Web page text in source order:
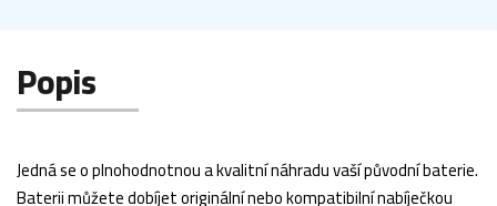
Popis
Jedná se o plnohodnotnou a kvalitní náhradu vaší původní baterie.
Baterii můžete dobíjet originální nebo kompatibilní nabíječkou